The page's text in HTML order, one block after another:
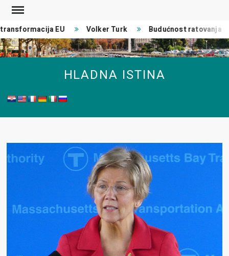
Skip
content
EU Volker Turk Budućnost ratovanja
HLADNA ISTINA